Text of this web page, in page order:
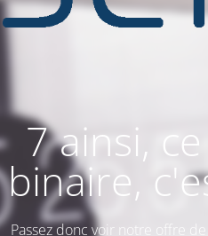
7 ainsi,
binaire,
Passez donc voir notre offre de